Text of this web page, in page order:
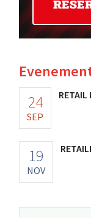
24
SEP
RETAIL
19
NOV